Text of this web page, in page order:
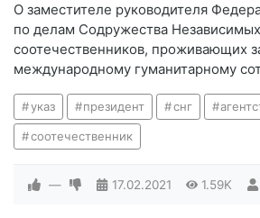
О заместителе руководителя
по делам Содружества Независимых
соотечественников, проживающих
международному гуманитарному
указ президент снг
соотечественник
— 17.02.2021 1.59K